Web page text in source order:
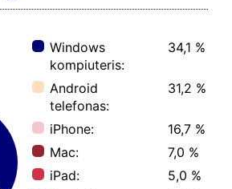
Windows
kompiuteris:
34,1 %
Android
telefonas:
31,2 %
iPhone:
16,7 %
Mac:
7,0 %
iPad:
5,0 %